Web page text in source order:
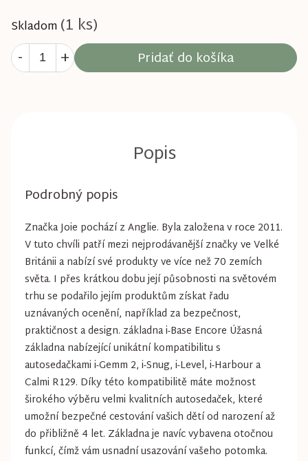
Skladom (1 ks)
Pridať do košíka
Podrobný popis
Značka Joie pochází z Anglie. Byla založena v roce 2011.
V tuto chvíli patří mezi nejprodávanější značky ve Velké
Británii a nabízí své produkty ve více než 70 zemích
světa. I přes krátkou dobu její působnosti na světovém
trhu se podařilo jejím produktům získat řadu
uznávaných ocenění, například za bezpečnost,
praktičnost a design. základna i-Base Encore Úžasná
základna nabízející unikátní kompatibilitu s
autosedačkami i-Gemm 2, i-Snug, i-Level, i-Harbour a
Calmi R129. Díky této kompatibilitě máte možnost
širokého výběru velmi kvalitních autosedaček, které
umožní bezpečné cestování vašich dětí od narození až
do přibližně 4 let. Základna je navíc vybavena otočnou
funkcí, čímž vám usnadní usazování vašeho potomka.